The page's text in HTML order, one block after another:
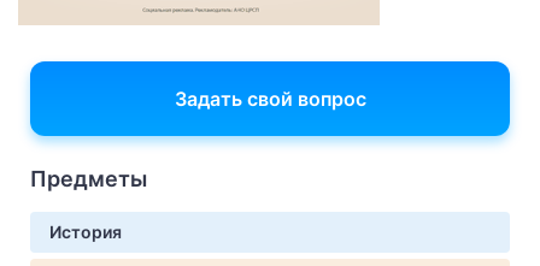
Задать свой вопрос
Предметы
История